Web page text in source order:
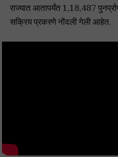
राज्यात आतापर्यंत 1,18,487
सक्रिय प्रकरणे नोंदली गेली आहेत.